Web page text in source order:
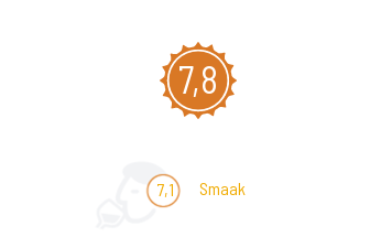
7,8
7,1 Smaak